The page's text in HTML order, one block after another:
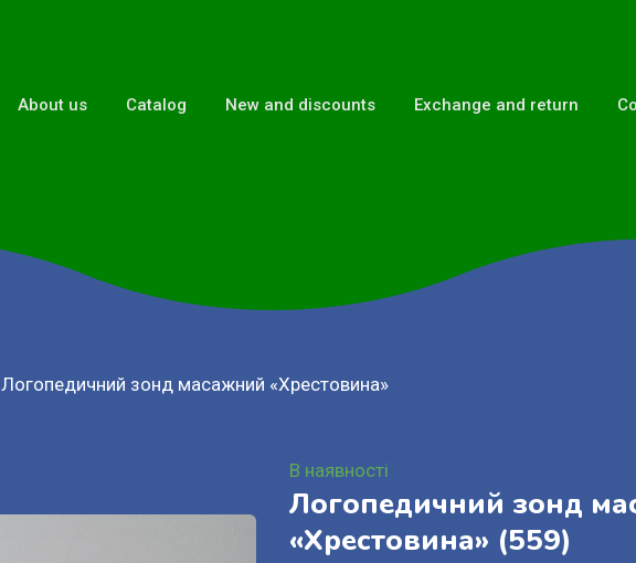
About us Catalog New and discounts Exchange and return
Логопедичний зонд масажний «Хрестовина»
В наявності
Логопедичний зонд
«Хрестовина» (559)